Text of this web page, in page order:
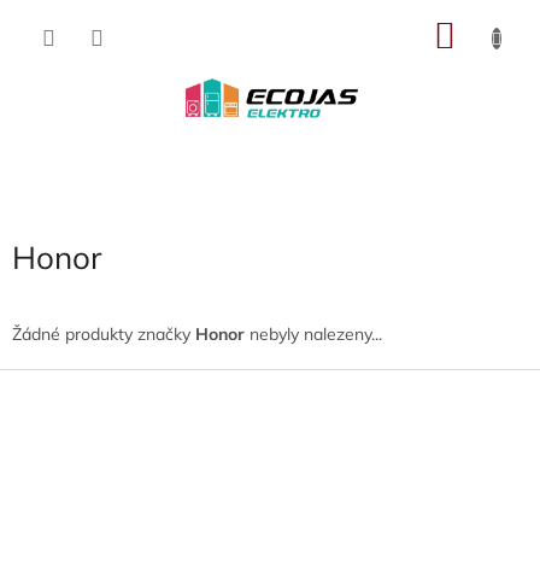
Honor
Žádné produkty značky Honor nebyly nalezeny...